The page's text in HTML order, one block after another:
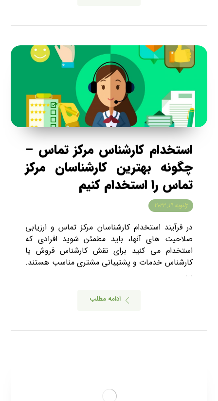
استخدام کارشناس مرکز تماس –
چگونه بهترین کارشناسان مرکز
تماس را استخدام کنیم
ژانویه ۱۹, ۲۰۲۲
در فرآیند استخدام کارشناسان مرکز تماس و ارزیابی
صلاحیت های آنها، باید مطمئن شوید افرادی که
استخدام می کنید برای نقش کارشناس فروش یا
کارشناس خدمات و پشتیبانی مشتری مناسب هستند.
...
ادامه مطلب